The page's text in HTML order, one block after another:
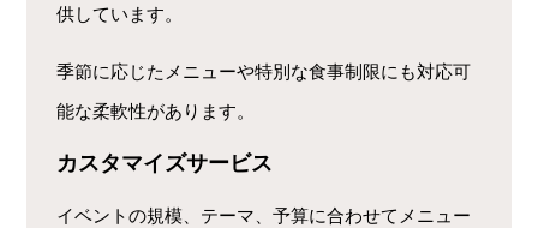
供しています。
季節に応じたメニューや特別な食事制限にも対応可
能な柔軟性があります。
カスタマイズサービス
イベントの規模、テーマ、予算に合わせてメニュー